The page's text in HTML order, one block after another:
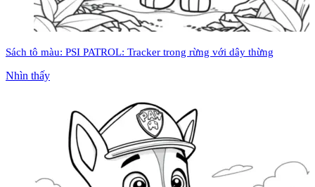
Sách tô màu: PSI PATROL: Tracker trong rừng với dây thừng
Nhìn thấy